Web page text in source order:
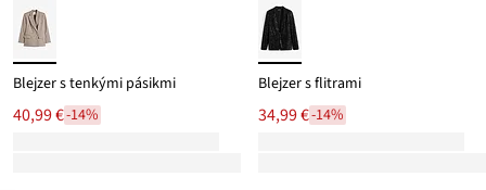
Blejzer s tenkými pásikmi
40,99 €-14%
Blejzer s flitrami
34,99 €-14%